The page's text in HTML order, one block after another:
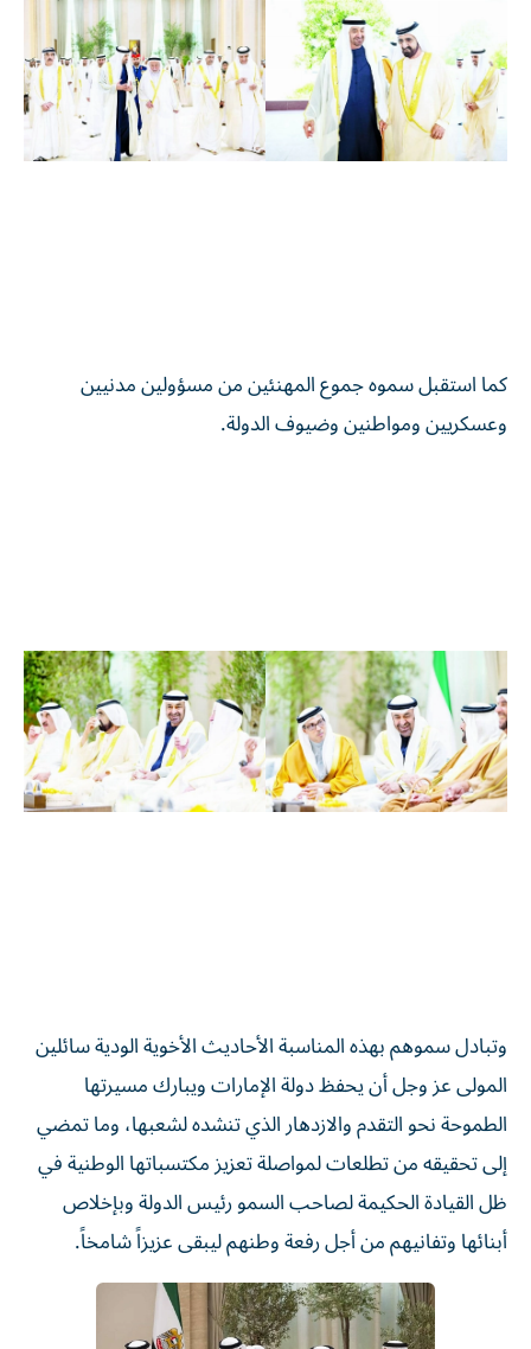
كما استقبل سموه جموع المهنئين من مسؤولين مدنيين
وعسكريين ومواطنين وضيوف الدولة.
وتبادل سموهم بهذه المناسبة الأحاديث الأخوية الودية سائلين
المولى عز وجل أن يحفظ دولة الإمارات ويبارك مسيرتها
الطموحة نحو التقدم والازدهار الذي تنشده لشعبها، وما تمضي
إلى تحقيقه من تطلعات لمواصلة تعزيز مكتسباتها الوطنية في
ظل القيادة الحكيمة لصاحب السمو رئيس الدولة وبإخلاص
أبنائها وتفانيهم من أجل رفعة وطنهم ليبقى عزيزاً شامخاً.